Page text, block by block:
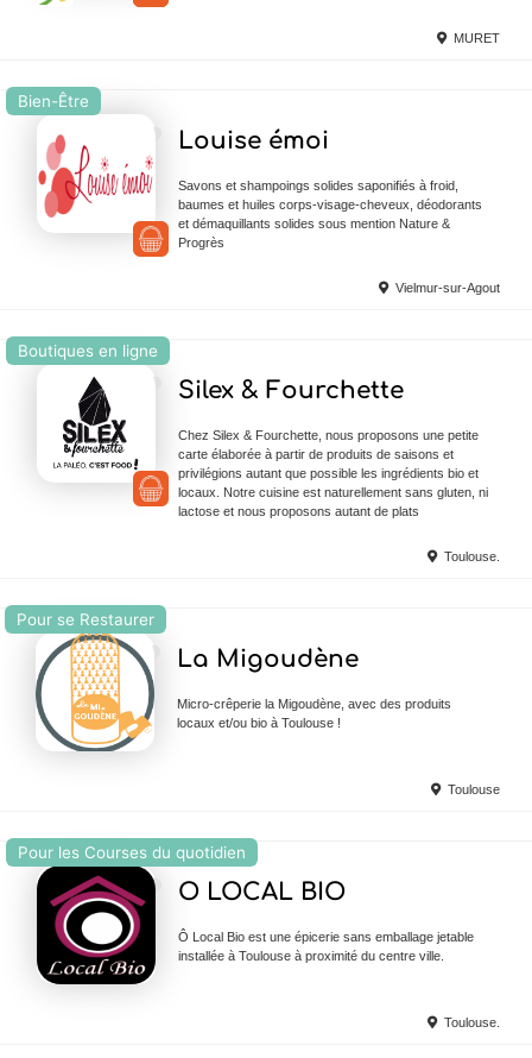
MURET
Bien-Être
Louise émoi
Savons et shampoings solides saponifiés à froid,
baumes et huiles corps-visage-cheveux, déodorants
et démaquillants solides sous mention Nature &
Progrès
Vielmur-sur-Agout
Boutiques en ligne
Silex & Fourchette
Chez Silex & Fourchette, nous proposons une petite
carte élaborée à partir de produits de saisons et
privilégions autant que possible les ingrédients bio et
locaux. Notre cuisine est naturellement sans gluten, ni
lactose et nous proposons autant de plats
Toulouse.
Pour se Restaurer
La Migoudène
Micro-crêperie la Migoudène, avec des produits
locaux et/ou bio à Toulouse !
Toulouse
Pour les Courses du quotidien
O LOCAL BIO
Ô Local Bio est une épicerie sans emballage jetable
installée à Toulouse à proximité du centre ville.
Toulouse.